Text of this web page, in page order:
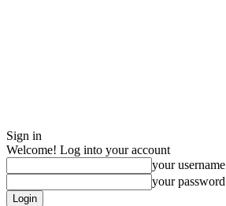
Sign in
Welcome! Log into your account
your username
your password